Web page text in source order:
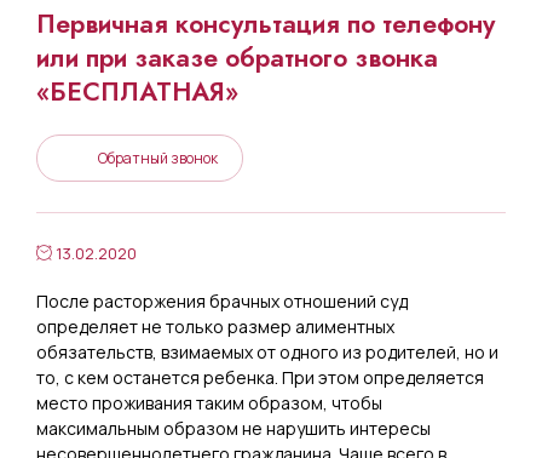
Первичная консультация по телефону
или при заказе обратного звонка
«БЕСПЛАТНАЯ»
Обратный звонок
13.02.2020
После расторжения брачных отношений суд
определяет не только размер алиментных
обязательств, взимаемых от одного из родителей, но и
то, с кем останется ребенка. При этом определяется
место проживания таким образом, чтобы
максимальным образом не нарушить интересы